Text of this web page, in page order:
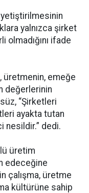
yalnızca şirket
olmadığını ifade
üretmenin, emeğe
değerlerinin
“Şirketleri
ayakta tutan
nesildir.” dedi.
üretim
edeceğine
çalışma, üretme
kültürüne sahip